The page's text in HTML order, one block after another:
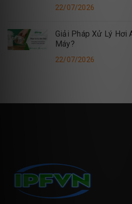
22/07/2026
Giải Pháp Xử Lý Hơi
Máy?
22/07/2026